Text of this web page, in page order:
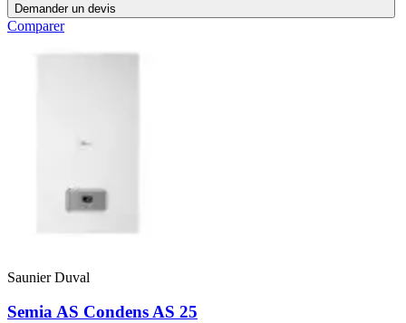
Demander un devis
Comparer
Saunier Duval
Semia AS Condens AS 25